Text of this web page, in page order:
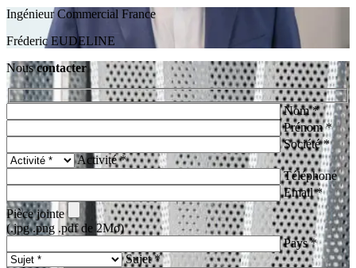
Ingénieur Commercial France
Fréderic EUDELINE
Nouscontacter
Nom *
Prénom *
Société *
Activité *
Téléphone
Email *
Pièce jointe
(.jpg .png .pdf de 2Mo)
Pays *
Sujet *